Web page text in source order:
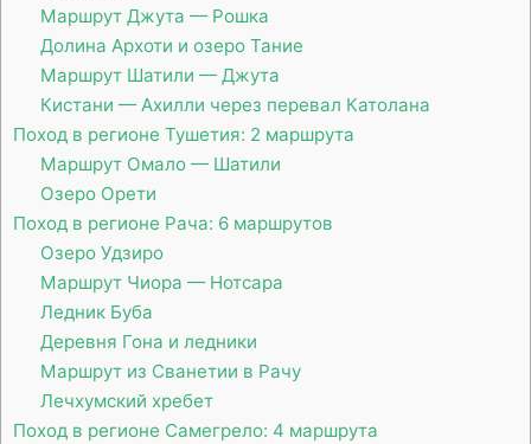
Маршрут Джута — Рошка
Долина Архоти и озеро Тание
Маршрут Шатили — Джута
Кистани — Ахилли через перевал Католана
Поход в регионе Тушетия: 2 маршрута
Маршрут Омало — Шатили
Озеро Орети
Поход в регионе Рача: 6 маршрутов
Озеро Удзиро
Маршрут Чиора — Нотсара
Ледник Буба
Деревня Гона и ледники
Маршрут из Сванетии в Рачу
Лечхумский хребет
Поход в регионе Самегрело: 4 маршрута